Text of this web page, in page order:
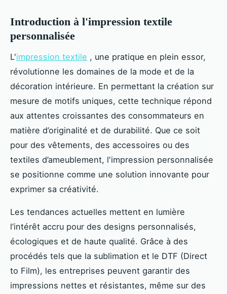
Introduction à l'impression textile
personnalisée
L'impression textile , une pratique en plein essor,
révolutionne les domaines de la mode et de la
décoration intérieure. En permettant la création sur
mesure de motifs uniques, cette technique répond
aux attentes croissantes des consommateurs en
matière d’originalité et de durabilité. Que ce soit
pour des vêtements, des accessoires ou des
textiles d’ameublement, l'impression personnalisée
se positionne comme une solution innovante pour
exprimer sa créativité.
Les tendances actuelles mettent en lumière
l’intérêt accru pour des designs personnalisés,
écologiques et de haute qualité. Grâce à des
procédés tels que la sublimation et le DTF (Direct
to Film), les entreprises peuvent garantir des
impressions nettes et résistantes, même sur des